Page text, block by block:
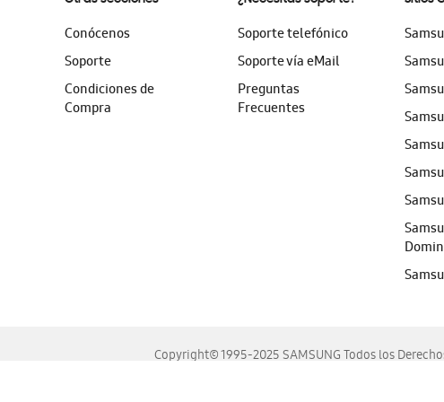
Conócenos
Soporte
Condiciones de
Compra
Soporte telefónico
Soporte vía eMail
Preguntas
Frecuentes
Copyright© 1995-2025 SAMSUNG Todos los